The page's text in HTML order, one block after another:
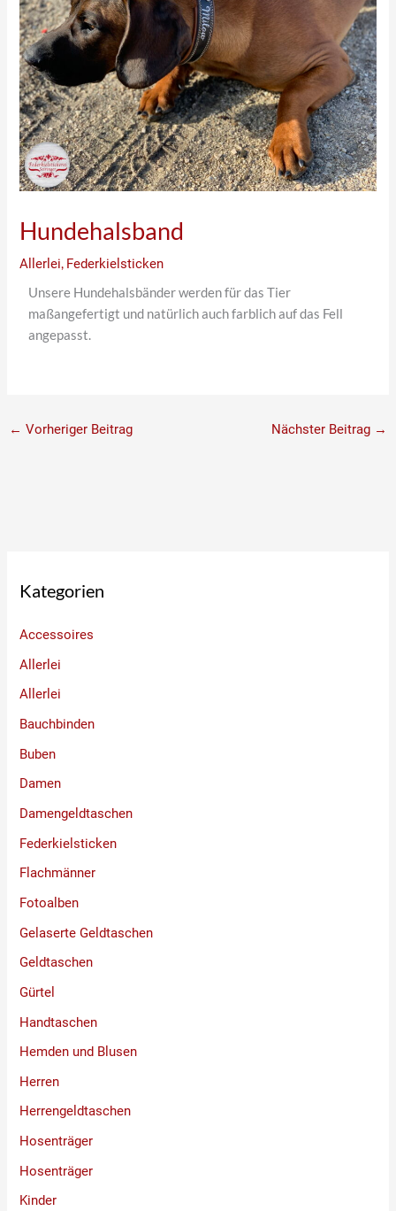
Hundehalsband
Allerlei, Federkielsticken
Unsere Hundehalsbänder werden für das Tier
maßangefertigt und natürlich auch farblich auf das Fell
angepasst.
← Vorheriger Beitrag Nächster Beitrag →
Kategorien
Accessoires
Allerlei
Allerlei
Bauchbinden
Buben
Damen
Damengeldtaschen
Federkielsticken
Flachmänner
Fotoalben
Gelaserte Geldtaschen
Geldtaschen
Gürtel
Handtaschen
Hemden und Blusen
Herren
Herrengeldtaschen
Hosenträger
Hosenträger
Kinder